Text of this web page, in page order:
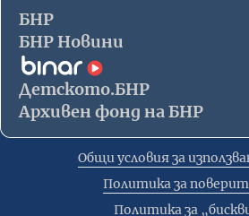
БНР
БНР Новини
Детското.БНР
Архивен фонд на БНР
Общи условия за
Политика за
Политика за